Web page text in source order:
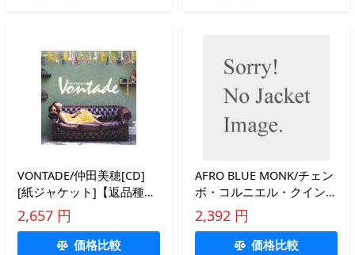
VONTADE/仲田美穂[CD]
[紙ジャケット]【返品種別
A】
2,657 円
価格比較
AFRO BLUE MONK/チェン
ボ・コルニエル・クインテ
ット[CD]【返品種別A】
2,392 円
価格比較